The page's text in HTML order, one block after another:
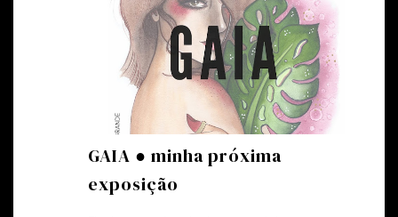
GAIA ● minha próxima
exposição